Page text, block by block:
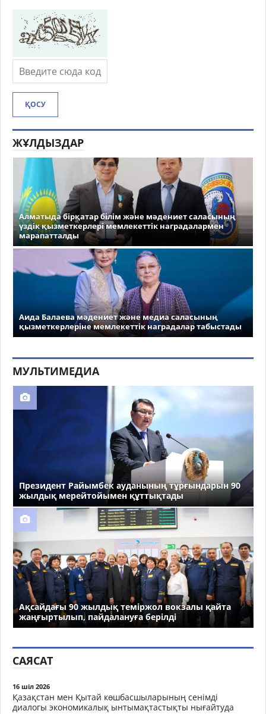
ҚОСУ
ЖҰЛДЫЗДАР
Алматыда бірқатар білім және мәдениет саласының
үздік қызметкерлері мемлекеттік наградалармен
марапатталды
Аида Балаева мәдениет және медиа саласының
қызметкерлеріне мемлекеттік наградалар табыстады
МУЛЬТИМЕДИА
Президент Райымбек ауданының тұрғындарын 90
жылдық мерейтойымен құттықтады
Ақсайдағы 90 жылдық теміржол вокзалы қайта
жаңғыртылып, пайдалануға берілді
САЯСАТ
16 шіл 2026
Қазақстан мен Қытай көшбасшыларының сенімді
диалогы экономикалық ынтымақтастықты нығайтуда